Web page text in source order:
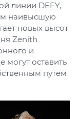
линии DEFY,
наивысшую
новых высот
Zenith
и
могут оставить
путем